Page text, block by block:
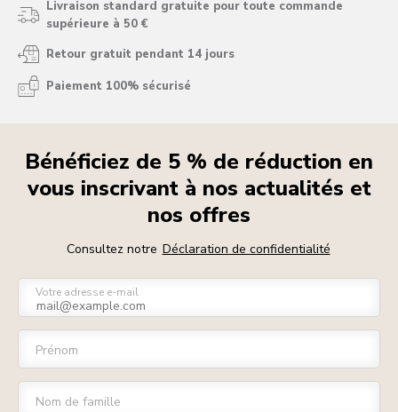
Livraison standard gratuite pour toute commande
supérieure à 50 €
Retour gratuit pendant 14 jours
Paiement 100% sécurisé
Bénéficiez de 5 % de réduction en
vous inscrivant à nos actualités et
nos offres
Consultez notre Déclaration de confidentialité
Votre adresse e-mail
Prénom
Nom de famille